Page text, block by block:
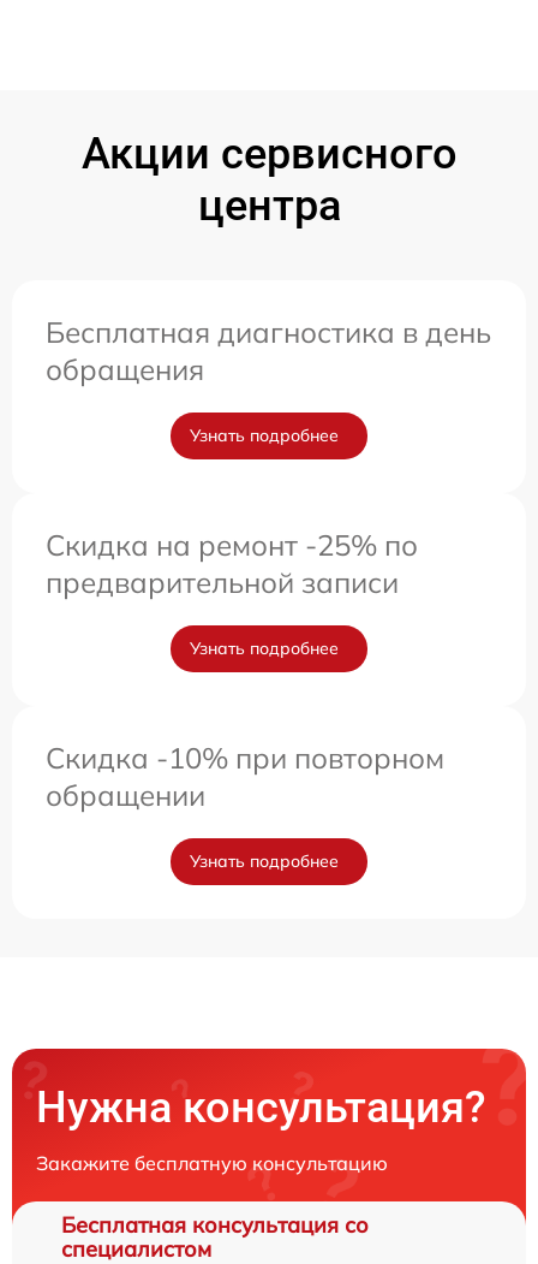
Акции сервисного
центра
Бесплатная диагностика в день
обращения
Узнать подробнее
Скидка на ремонт -25% по
предварительной записи
Узнать подробнее
Скидка -10% при повторном
обращении
Узнать подробнее
Нужна консультация?
Закажите бесплатную консультацию
Бесплатная консультация со
специалистом